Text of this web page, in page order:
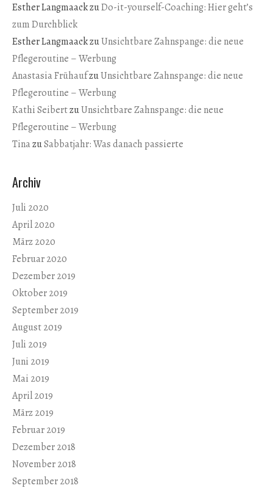
Esther LangmaackzuDo-it-yourself-Coaching: Hier geht’s
zum Durchblick
Esther LangmaackzuUnsichtbare Zahnspange: die neue
Pflegeroutine – Werbung
Anastasia FrühaufzuUnsichtbare Zahnspange: die neue
Pflegeroutine – Werbung
Kathi SeibertzuUnsichtbare Zahnspange: die neue
Pflegeroutine – Werbung
TinazuSabbatjahr: Was danach passierte
Archiv
Juli 2020
April 2020
März 2020
Februar 2020
Dezember 2019
Oktober 2019
September 2019
August 2019
Juli 2019
Juni 2019
Mai 2019
April 2019
März 2019
Februar 2019
Dezember 2018
November 2018
September 2018